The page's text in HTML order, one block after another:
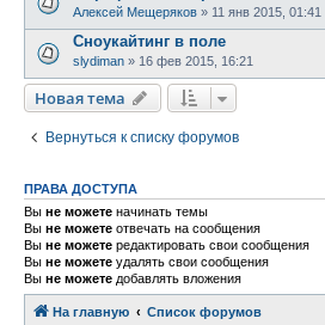
Алексей Мещеряков » 11 янв 2015, 01:41
Сноукайтинг в поле
slydiman » 16 фев 2015, 16:21
Новая тема
Новаятема
Вернуться к списку форумов
ПРАВА ДОСТУПА
Вы не можете начинать темы
Вы не можете отвечать на сообщения
Вы не можете редактировать свои сообщения
Вы не можете удалять свои сообщения
Вы не можете добавлять вложения
На главную Список форумов
Связаться с